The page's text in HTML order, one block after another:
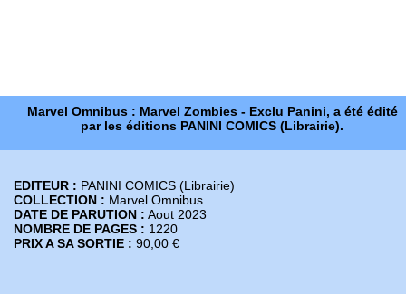
Marvel Omnibus : Marvel Zombies - Exclu Panini, a été édité
par les éditions PANINI COMICS (Librairie).
EDITEUR : PANINI COMICS (Librairie)
COLLECTION : Marvel Omnibus
DATE DE PARUTION : Aout 2023
NOMBRE DE PAGES : 1220
PRIX A SA SORTIE : 90,00 €